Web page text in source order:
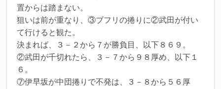
置からは踏まない。
狙いは前が重なり、③ブフリの捲りに②武田が付い
て行けると観た。
決まれば、３－２から７が勝負目、以下８６９。
②武田が千切れたら、３－７から９８厚め、以下１
６。
⑦伊早坂が中団捲りで不発は、３－８から５６厚